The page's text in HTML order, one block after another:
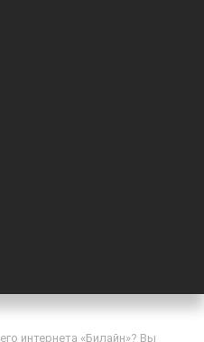
интернета «Билайн»? Вы